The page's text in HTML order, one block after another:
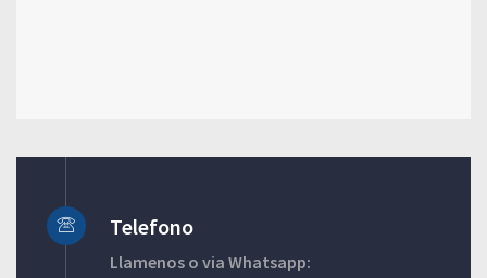
Telefono
Llamenos o via Whatsapp: